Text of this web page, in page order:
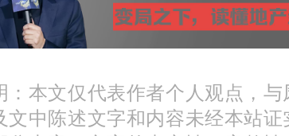
：本文仅代表作者个人观点，
文中陈述文字和内容未经本站